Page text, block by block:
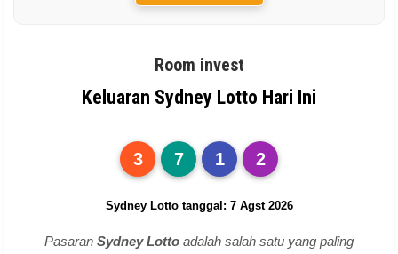
Room invest
Keluaran Sydney Lotto Hari Ini
3 7 1 2
Sydney Lotto tanggal: 7 Agst 2026
Pasaran Sydney Lotto adalah salah satu yang paling